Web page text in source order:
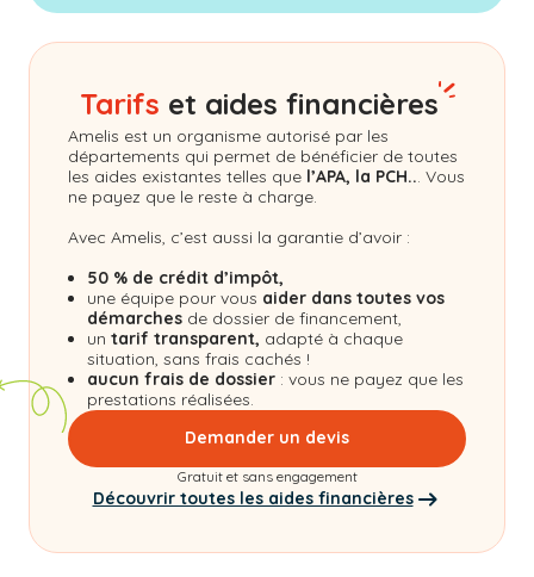
Tarifs et aides financières
Amelis est un organisme autorisé par les
départements qui permet de bénéficier de toutes
les aides existantes telles que l’APA, la PCH... Vous
ne payez que le reste à charge.
Avec Amelis, c’est aussi la garantie d’avoir :
50 % de crédit d’impôt,
une équipe pour vous aider dans toutes vos
démarches de dossier de financement,
un tarif transparent, adapté à chaque
situation, sans frais cachés !
aucun frais de dossier : vous ne payez que les
prestations réalisées.
Demander un devis
Gratuit et sans engagement
Découvrir toutes les aides financières